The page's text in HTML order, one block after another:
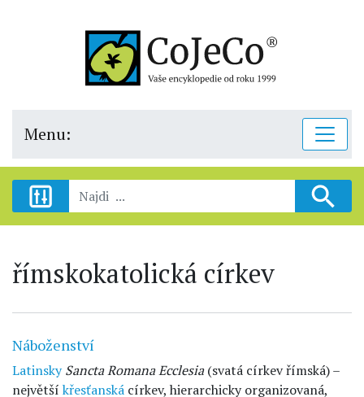
Menu:
římskokatolická církev
Náboženství
Latinsky Sancta Romana Ecclesia(svatá církev římská) –
největšíkřesťanská církev, hierarchicky organizovaná,